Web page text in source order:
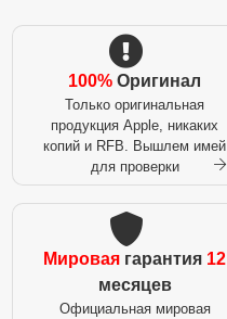
100% Оригинал
Только оригинальная
продукция Apple, никаких
копий и RFB. Вышлем имей
для проверки
Мировая гарантия 12
месяцев
Официальная мировая